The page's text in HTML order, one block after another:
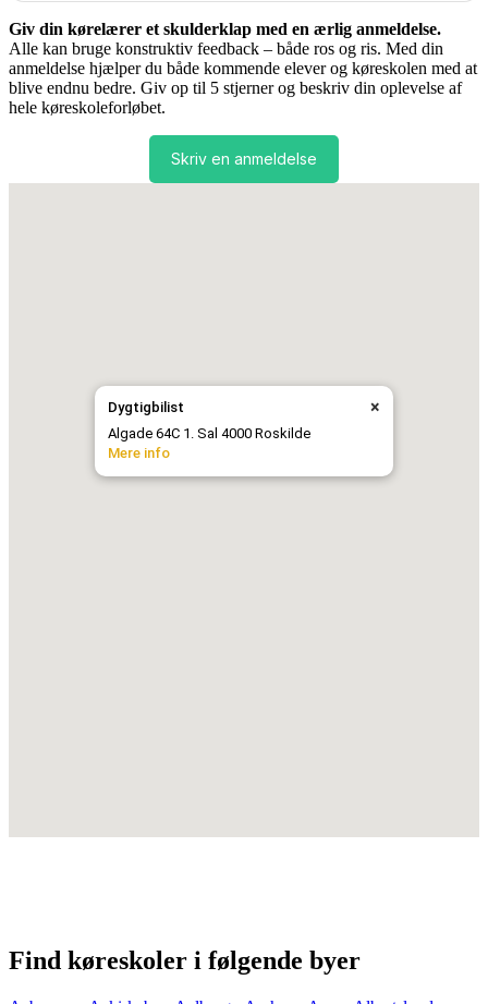
Giv din kørelærer et skulderklap med en ærlig anmeldelse.
Alle kan bruge konstruktiv feedback – både ros og ris. Med din
anmeldelse hjælper du både kommende elever og køreskolen med at
blive endnu bedre. Giv op til 5 stjerner og beskriv din oplevelse af
hele køreskoleforløbet.
Skriv en anmeldelse
×
Dygtigbilist
Algade 64C 1. Sal 4000 Roskilde
Mere info
Find køreskoler i følgende byer